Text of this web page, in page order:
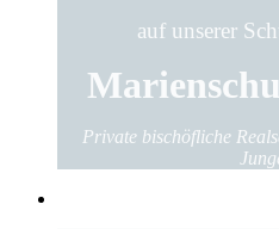
auf unserer
Private bischöfliche